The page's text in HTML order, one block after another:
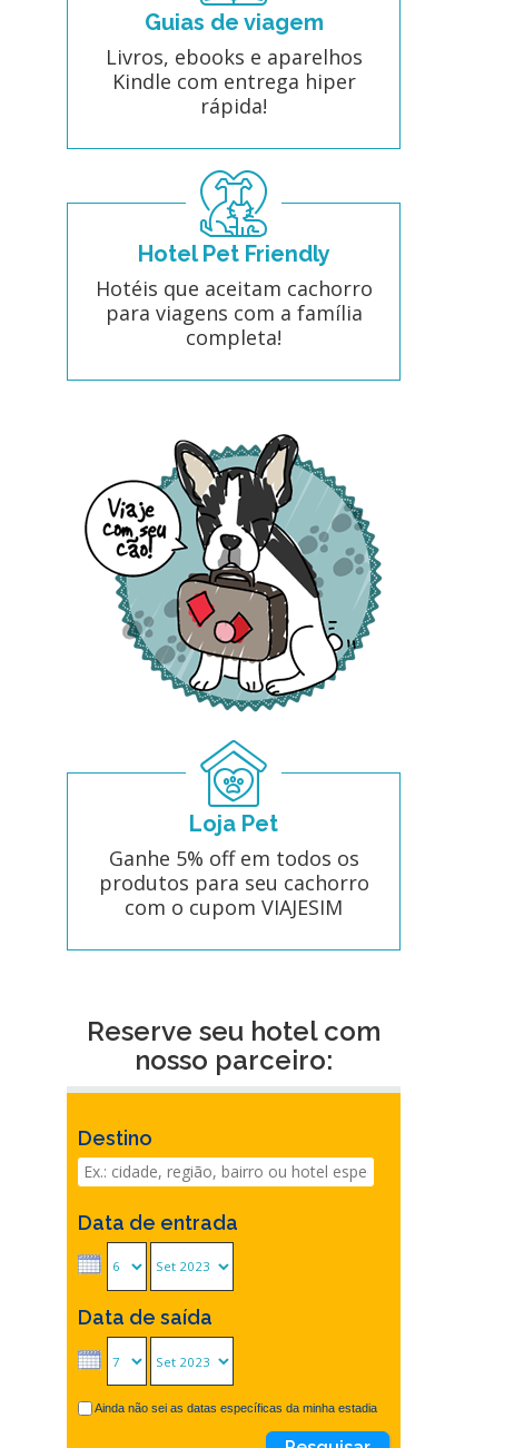
Guias de viagem
Livros, ebooks e aparelhos
Kindle com entrega hiper
rápida!
Hotel Pet Friendly
Hotéis que aceitam cachorro
para viagens com a família
completa!
Loja Pet
Ganhe 5% off em todos os
produtos para seu cachorro
com o cupom VIAJESIM
Reserve seu hotel com
nosso parceiro:
Destino
Data de entrada
Data de saída
Ainda não sei as datas específicas da minha estadia